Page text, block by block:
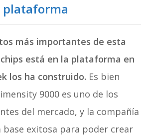
plataforma
más importantes de esta
está en la plataforma en
los ha construido. Es bien
9000 es uno de los
del mercado, y la compañía
base exitosa para poder crear